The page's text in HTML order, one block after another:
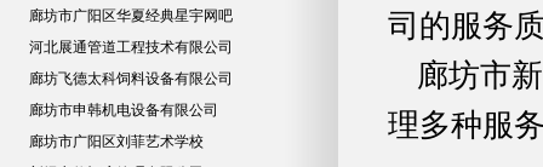
司的服务
廊坊市
理多种服
廊坊市广阳区华夏经典星宇网吧
河北展通管道工程技术有限公司
廊坊飞德太科饲料设备有限公司
廊坊市申韩机电设备有限公司
廊坊市广阳区刘菲艺术学校